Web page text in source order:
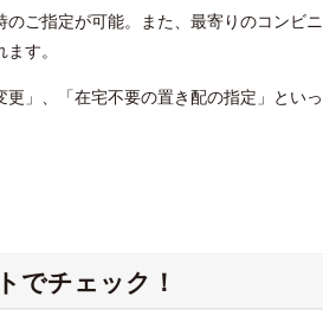
ご指定が可能。また、最寄りのコンビニ
す。
」、「在宅不要の置き配の指定」といっ
でチェック！